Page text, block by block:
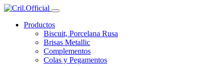
Productos
Biscuit, Porcelana Rusa
Brisas Metallic
Complementos
Colas y Pegamentos